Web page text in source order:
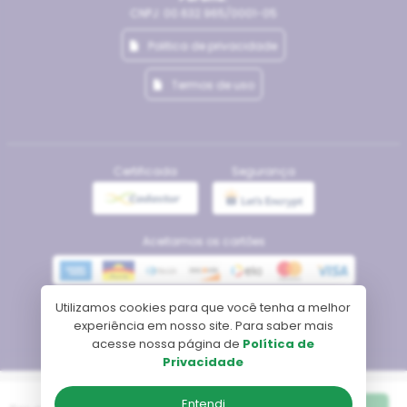
CNPJ: 00.632.965/0001-05
Politica de privacidade
Termos de uso
Certificada Segurança
Aceitamos os cartões
Meios de pagamento
Tecnologia
Utilizamos cookies para que você tenha a melhor
experiência em nosso site. Para saber mais
acesse nossa página de Política de
Privacidade